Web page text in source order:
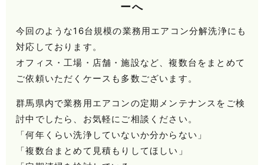
ーへ
今回のような16台規模の業務用エアコン分解洗浄にも
対応しております。
オフィス・工場・店舗・施設など、複数台をまとめて
ご依頼いただくケースも多数ございます。
群馬県内で業務用エアコンの定期メンテナンスをご検
討中でしたら、お気軽にご相談ください。
「何年くらい洗浄していないか分からない」
「複数台まとめて見積もりしてほしい」